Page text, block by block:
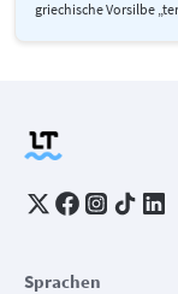
griechische Vorsilbe
Sprachen